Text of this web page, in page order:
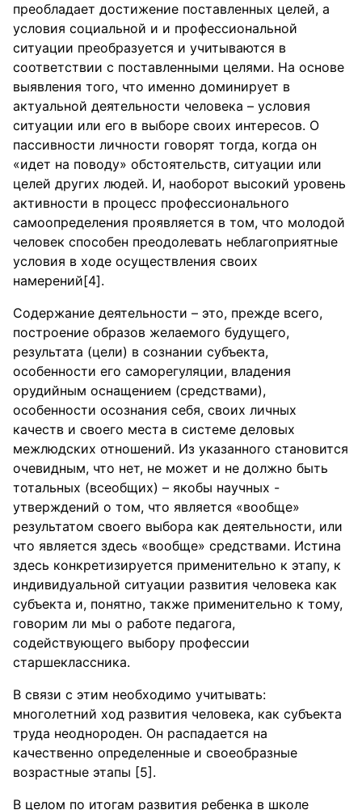
преобладает достижение поставленных целей, а
условия социальной и и профессиональной
ситуации преобразуется и учитываются в
соответствии с поставленными целями. На основе
выявления того, что именно доминирует в
актуальной деятельности человека – условия
ситуации или его в выборе своих интересов. О
пассивности личности говорят тогда, когда он
«идет на поводу» обстоятельств, ситуации или
целей других людей. И, наоборот высокий уровень
активности в процесс профессионального
самоопределения проявляется в том, что молодой
человек способен преодолевать неблагоприятные
условия в ходе осуществления своих
намерений[4].
Содержание деятельности – это, прежде всего,
построение образов желаемого будущего,
результата (цели) в сознании субъекта,
особенности его саморегуляции, владения
орудийным оснащением (средствами),
особенности осознания себя, своих личных
качеств и своего места в системе деловых
межлюдских отношений. Из указанного становится
очевидным, что нет, не может и не должно быть
тотальных (всеобщих) – якобы научных -
утверждений о том, что является «вообще»
результатом своего выбора как деятельности, или
что является здесь «вообще» средствами. Истина
здесь конкретизируется применительно к этапу, к
индивидуальной ситуации развития человека как
субъекта и, понятно, также применительно к тому,
говорим ли мы о работе педагога,
содействующего выбору профессии
старшеклассника.
В связи с этим необходимо учитывать:
многолетний ход развития человека, как субъекта
труда неоднороден. Он распадается на
качественно определенные и своеобразные
возрастные этапы [5].
В целом по итогам развития ребенка в школе